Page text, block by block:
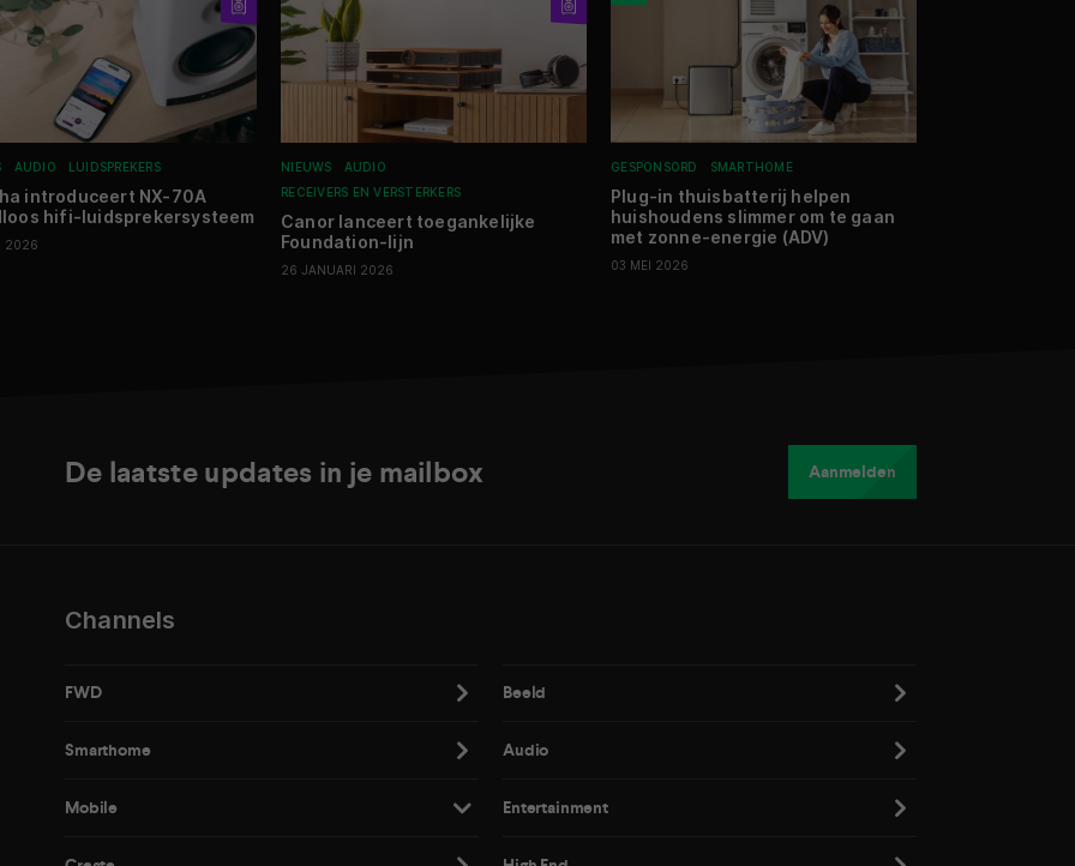
AUDIO LUIDSPREKERS
introduceert NX-70A
hifi-luidsprekersysteem
2026
NIEUWS
AUDIO
RECEIVERS EN VERSTERKERS
Canor lanceert toegankelijke
Foundation-lijn
26 JANUARI 2026
GESPONSORD SMARTHOME
Plug-in thuisbatterij helpen
huishoudens slimmer om te gaan
met zonne-energie (ADV)
03 MEI 2026
De laatste updates in je mailbox Aanmelden
Channels
FWD Beeld
Smarthome Audio
Mobile Entertainment